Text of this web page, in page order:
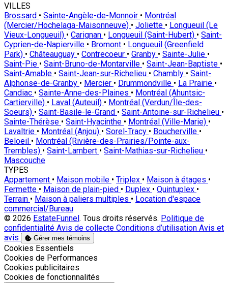
VILLES
Brossard • Sainte-Angèle-de-Monnoir • Montréal
(Mercier/Hochelaga-Maisonneuve) • Joliette • Longueuil (Le
Vieux-Longueuil) • Carignan • Longueuil (Saint-Hubert) • Saint-
Cyprien-de-Napierville • Bromont • Longueuil (Greenfield
Park) • Châteauguay • Contrecoeur • Granby • Sainte-Julie •
Saint-Pie • Saint-Bruno-de-Montarville • Saint-Jean-Baptiste •
Saint-Amable • Saint-Jean-sur-Richelieu • Chambly • Saint-
Alphonse-de-Granby • Mercier • Drummondville • La Prairie •
Candiac • Sainte-Anne-des-Plaines • Montréal (Ahuntsic-
Cartierville) • Laval (Auteuil) • Montréal (Verdun/Île-des-
Soeurs) • Saint-Basile-le-Grand • Saint-Antoine-sur-Richelieu •
Sainte-Thérèse • Saint-Hyacinthe • Montréal (Ville-Marie) •
Lavaltrie • Montréal (Anjou) • Sorel-Tracy • Boucherville •
Beloeil • Montréal (Rivière-des-Prairies/Pointe-aux-
Trembles) • Saint-Lambert • Saint-Mathias-sur-Richelieu •
Mascouche
TYPES
Appartement • Maison mobile • Triplex • Maison à étages •
Fermette • Maison de plain-pied • Duplex • Quintuplex •
Terrain • Maison à paliers multiples • Location d'espace
commercial/Bureau
© 2026 EstateFunnel . Tous droits réservés. Politique de
confidentialité Avis de collecte Conditions d’utilisation Avis et
avis
Gérer mes témoins
Activer
Cookies Essentiels
Activer
Cookies de Performances
Activer
Cookies publicitaires
Activer
Cookies de fonctionnalités